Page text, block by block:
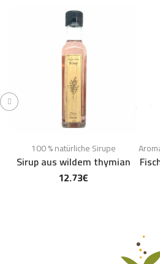
100 % natürliche Sirupe
Sirup aus wildem thymian
12.73€